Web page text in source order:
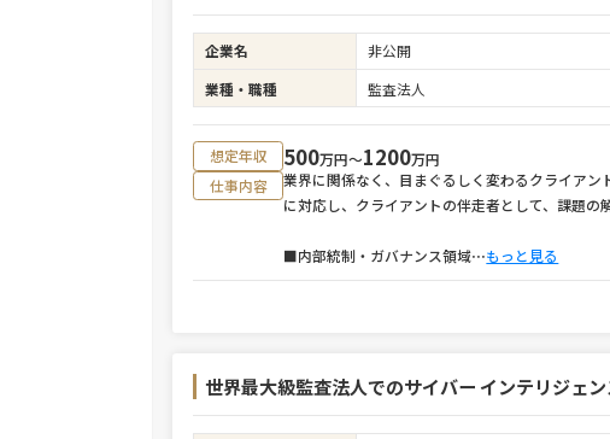
企業名 非公開
業種・職種
監査法人
想定年収 500万円〜1200万円
仕事内容
業界に関係なく、目まぐるしく変わるクライア
に対応し、クライアントの伴走者として、課題の
■内部統制・ガバナンス領域⋯もっと見る
世界最大級監査法人でのサイバー インテリジェ